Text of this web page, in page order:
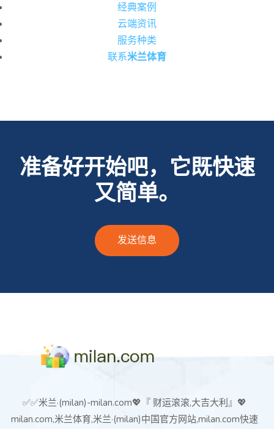
经典案例
云端资讯
服务种类
联系米兰体育
准备好开始吧，它既快速
又简单。
发送信息
✅✅米兰·(milan)-milan.com💖『 财运滚滚,大吉大利』💖
milan.com,米兰体育,米兰·(milan)中国官方网站,milan.com快速